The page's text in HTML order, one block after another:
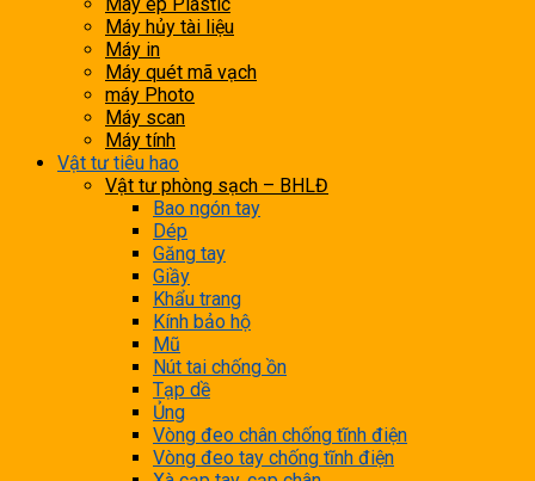
Máy hủy tài liệu
Máy in
Máy quét mã vạch
máy Photo
Máy scan
Máy tính
Vật tư tiêu hao
Vật tư phòng sạch – BHLĐ
Bao ngón tay
Dép
Găng tay
Giầy
Khẩu trang
Kính bảo hộ
Mũ
Nút tai chống ồn
Tạp dề
Ủng
Vòng đeo chân chống tĩnh điện
Vòng đeo tay chống tĩnh điện